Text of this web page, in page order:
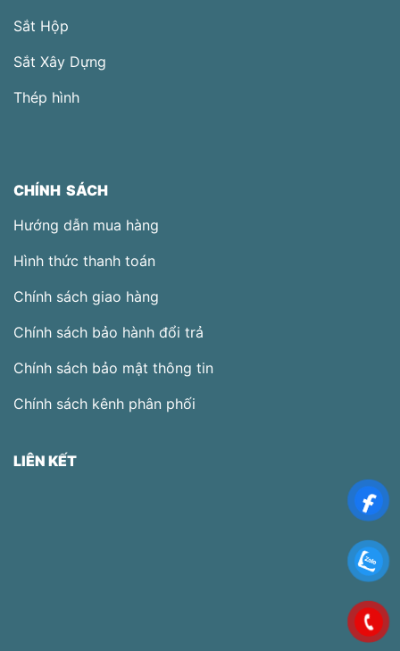
Sắt Hộp
Sắt Xây Dựng
Thép hình
CHÍNH SÁCH
Hướng dẫn mua hàng
Hình thức thanh toán
Chính sách giao hàng
Chính sách bảo hành đổi trả
Chính sách bảo mật thông tin
Chính sách kênh phân phối
LIÊN KẾT